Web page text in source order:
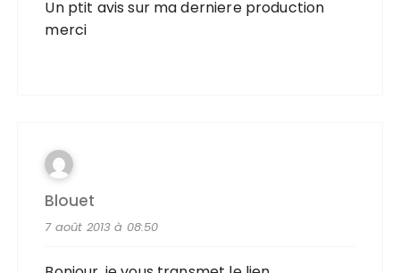
Un ptit avis sur ma derniere production
merci
Blouet
7 août 2013 à 08:50